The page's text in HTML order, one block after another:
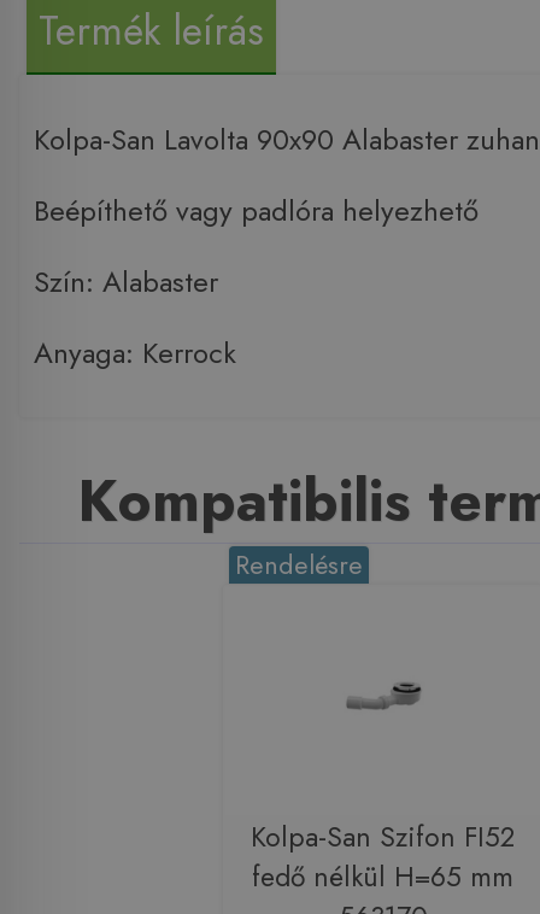
Termék leírás
Kolpa-San Lavolta 90x90 Alabaster
Beépíthető vagy padlóra helyezhető
Szín: Alabaster
Anyaga: Kerrock
Kompatibilis
Rendelésre
Kolpa-San Szifon FI52
fedő nélkül H=65 mm